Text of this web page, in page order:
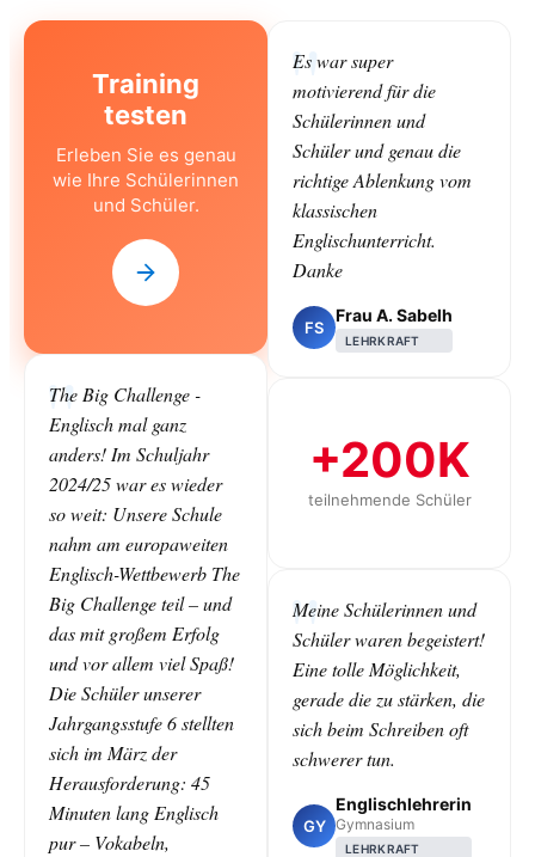
Training
testen
Erleben Sie es genau
wie Ihre Schülerinnen
und Schüler.
The Big Challenge -
Englisch mal ganz
anders! Im Schuljahr
2024/25 war es wieder
so weit: Unsere Schule
nahm am europaweiten
Englisch-Wettbewerb The
Big Challenge teil – und
das mit großem Erfolg
und vor allem viel Spaß!
Die Schüler unserer
Jahrgangsstufe 6 stellten
sich im März der
Herausforderung: 45
Minuten lang Englisch
pur – Vokabeln,
Es war super
motivierend für die
Schülerinnen und
Schüler und genau die
richtige Ablenkung vom
klassischen
Englischunterricht.
Danke
FS
Frau A. Sabelh
LEHRKRAFT
+200K
teilnehmende Schüler
Meine Schülerinnen und
Schüler waren begeistert!
Eine tolle Möglichkeit,
gerade die zu stärken, die
sich beim Schreiben oft
schwerer tun.
GY
Englischlehrerin
Gymnasium
LEHRKRAFT